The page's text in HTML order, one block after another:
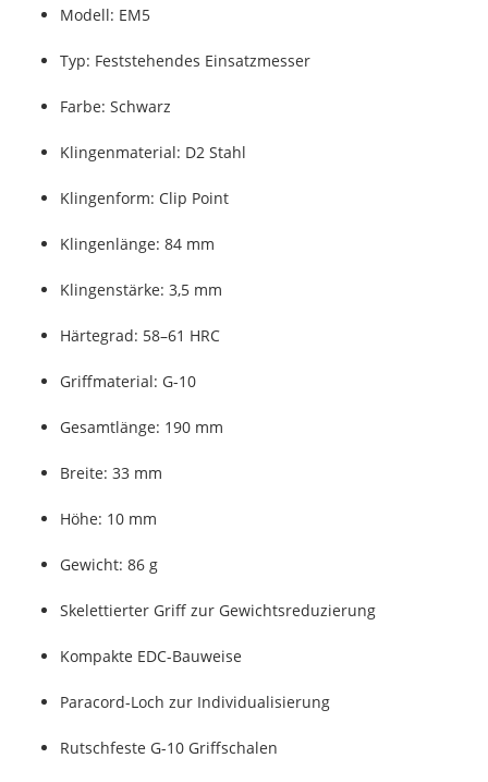
Modell: EM5
Typ: Feststehendes Einsatzmesser
Farbe: Schwarz
Klingenmaterial: D2 Stahl
Klingenform: Clip Point
Klingenlänge: 84 mm
Klingenstärke: 3,5 mm
Härtegrad: 58–61 HRC
Griffmaterial: G-10
Gesamtlänge: 190 mm
Breite: 33 mm
Höhe: 10 mm
Gewicht: 86 g
Skelettierter Griff zur Gewichtsreduzierung
Kompakte EDC-Bauweise
Paracord-Loch zur Individualisierung
Rutschfeste G-10 Griffschalen